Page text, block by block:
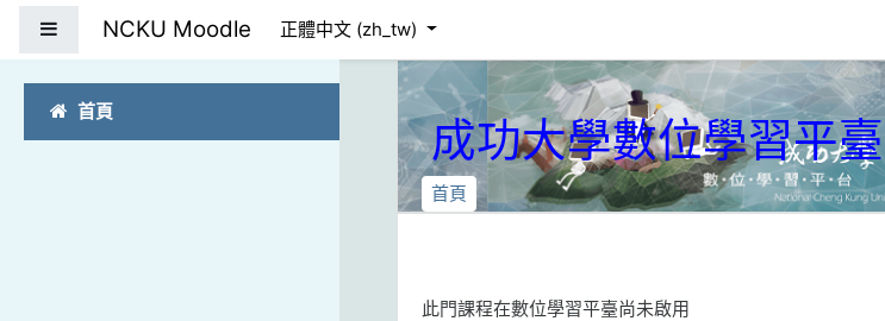
首頁
NCKU Moodle 正體中文 ‎(zh_tw)‎
成功大學數位學習平臺
首頁
此門課程在數位學習平臺尚未啟用